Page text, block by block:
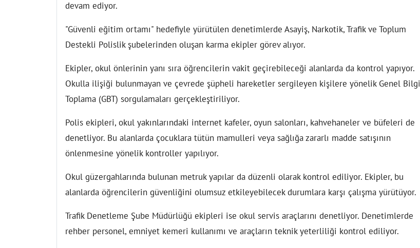
devam ediyor.
"Güvenli eğitim ortamı" hedefiyle yürütülen denetimlerde Asayiş, Narkotik, Trafik ve Toplum
Destekli Polislik şubelerinden oluşan karma ekipler görev alıyor.
Ekipler, okul önlerinin yanı sıra öğrencilerin vakit geçirebileceği alanlarda da kontrol yapıyor.
Okulla ilişiği bulunmayan ve çevrede şüpheli hareketler sergileyen kişilere yönelik Genel Bilgi
Toplama (GBT) sorgulamaları gerçekleştiriliyor.
Polis ekipleri, okul yakınlarındaki internet kafeler, oyun salonları, kahvehaneler ve büfeleri de
denetliyor. Bu alanlarda çocuklara tütün mamulleri veya sağlığa zararlı madde satışının
önlenmesine yönelik kontroller yapılıyor.
Okul güzergahlarında bulunan metruk yapılar da düzenli olarak kontrol ediliyor. Ekipler, bu
alanlarda öğrencilerin güvenliğini olumsuz etkileyebilecek durumlara karşı çalışma yürütüyor.
Trafik Denetleme Şube Müdürlüğü ekipleri ise okul servis araçlarını denetliyor. Denetimlerde
rehber personel, emniyet kemeri kullanımı ve araçların teknik yeterliliği kontrol ediliyor.